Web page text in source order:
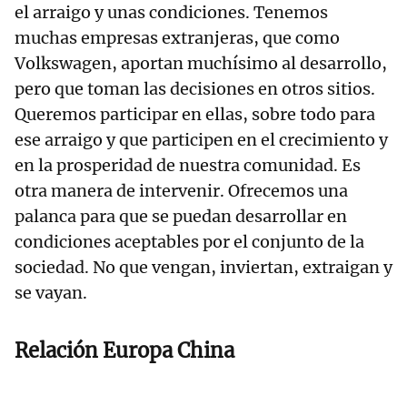
el arraigo y unas condiciones. Tenemos
muchas empresas extranjeras, que como
Volkswagen, aportan muchísimo al desarrollo,
pero que toman las decisiones en otros sitios.
Queremos participar en ellas, sobre todo para
ese arraigo y que participen en el crecimiento y
en la prosperidad de nuestra comunidad. Es
otra manera de intervenir. Ofrecemos una
palanca para que se puedan desarrollar en
condiciones aceptables por el conjunto de la
sociedad. No que vengan, inviertan, extraigan y
se vayan.
Relación Europa China